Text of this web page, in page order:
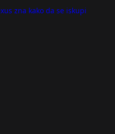
zna kako da se iskupi